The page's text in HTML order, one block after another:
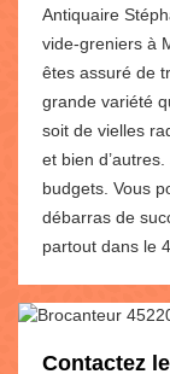
Antiquaire
vide-greniers à
êtes assuré de
grande variété
soit de vielles
et bien
budgets. Vous
débarras de
partout dans le
Contactez